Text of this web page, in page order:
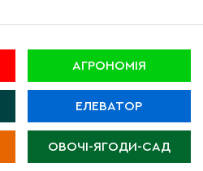
АГРОНОМІЯ
ЕЛЕВАТОР
ОВОЧІ-ЯГОДИ-САД